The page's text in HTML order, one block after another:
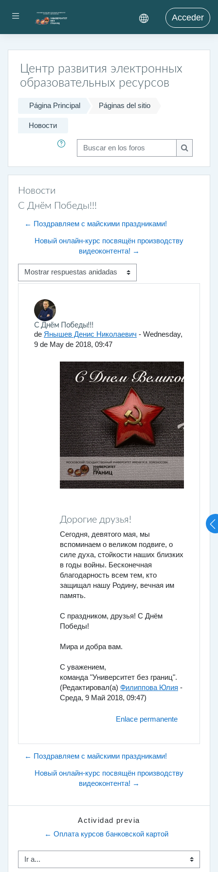
Panel lateral Acceder
Центр развития электронных
образовательных ресурсов
Página Principal Páginas del sitio
Новости
Buscar en los foros
Buscar
Новости
С Днём Победы!!!
← Поздравляем с майскими праздниками!
Новый онлайн-курс посвящён производству
видеоконтента! →
Mostrar modo
С Днём Победы!!!
de Янышев Денис Николаевич - Wednesday,
9 de May de 2018, 09:47
Número de respuestas: 0
Дорогие друзья!
Сегодня, девятого мая, мы
вспоминаем о великом подвиге, о
силе духа, стойкости наших близких
в годы войны. Бесконечная
благодарность всем тем, кто
защищал нашу Родину, вечная им
память.
С праздником, друзья! С Днём
Победы!
Мира и добра вам.
С уважением,
команда "Университет без границ".
(Редактировал(а) Филиппова Юлия -
Среда, 9 Май 2018, 09:47)
Enlace permanente
← Поздравляем с майскими праздниками!
Новый онлайн-курс посвящён производству
видеоконтента! →
Actividad previa
← Оплата курсов банковской картой
Ir a...